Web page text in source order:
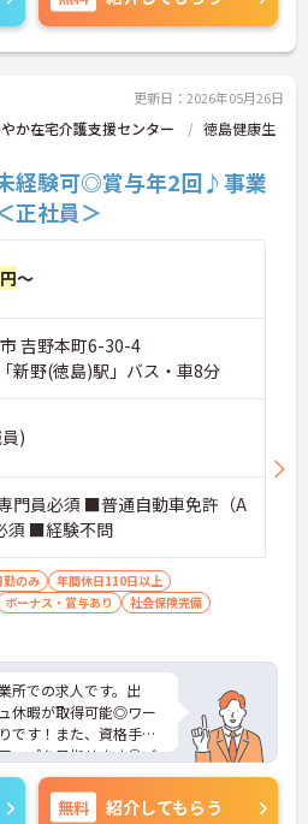
更新日：2026年05月26日
か在宅介護支援センター
徳島健康生
未経験可◎賞与年2回♪事業
正社員＞
～
吉野本町6-30-4
新野(徳島)駅」バス・車8分
)
門員必須 ■普通自動車免許（A
須 ■経験不問
勤のみ
年間休日110日以上
ボーナス・賞与あり
社会保険完備
所での求人です。出
休暇が取得可能◎ワー
です！また、資格手当
ップを目指せます◎ご
ポイントなど、さらに
にご相談ください！
無料 紹介してもらう